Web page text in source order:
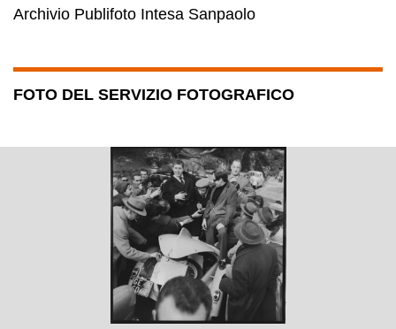
Archivio Publifoto Intesa Sanpaolo
FOTO DEL SERVIZIO FOTOGRAFICO